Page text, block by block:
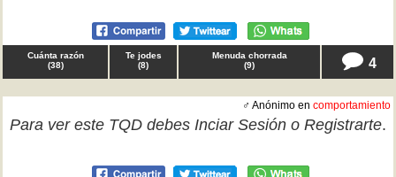
Cuánta razón
(38)
Te jodes
(8)
Menuda chorrada
(9) 4
♂ Anónimo en comportamiento
Para ver este TQD debes Inciar Sesión o Registrarte.